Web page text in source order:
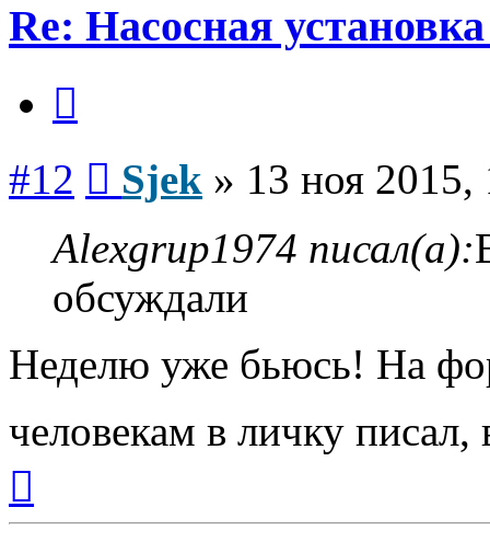
Re: Насосная
#12 Sjek » 13 ноя 2015,
Alexgrup1974 писал(а):
обсуждали
Неделю уже бьюсь! На
человекам в личку писал,
началу